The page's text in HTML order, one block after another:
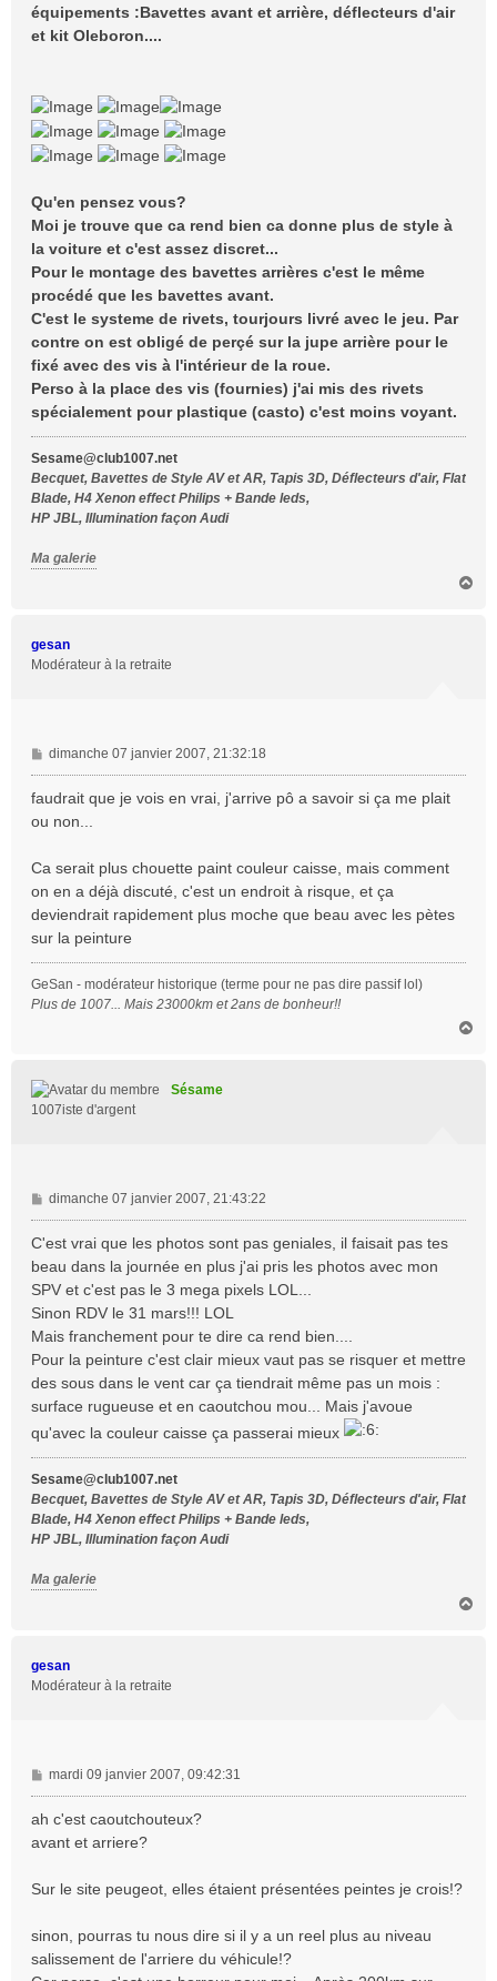
a
g
équipements :Bavettes avant et arrière, déflecteurs d'air
et kit Oleboron....
Qu'en pensez vous?
Moi je trouve que ca rend bien ca donne plus de style à
la voiture et c'est assez discret...
Pour le montage des bavettes arrières c'est le même
procédé que les bavettes avant.
C'est le systeme de rivets, tourjours livré avec le jeu. Par
contre on est obligé de perçé sur la jupe arrière pour le
fixé avec des vis à l'intérieur de la roue.
Perso à la place des vis (fournies) j'ai mis des rivets
spécialement pour plastique (casto) c'est moins voyant.
Sesame@club1007.net
Becquet, Bavettes de Style AV et AR, Tapis 3D, Déflecteurs d'air, Flat
Blade, H4 Xenon effect Philips + Bande leds,
HP JBL, Illumination façon Audi
Ma galerie
gesan
Modérateur à la retraite
M
e
a
e
dimanche 07 janvier 2007, 21:32:18
faudrait que je vois en vrai, j'arrive pô a savoir si ça me plait
ou non...
Ca serait plus chouette paint couleur caisse, mais comment
on en a déjà discuté, c'est un endroit à risque, et ça
deviendrait rapidement plus moche que beau avec les pètes
sur la peinture
GeSan - modérateur historique (terme pour ne pas dire passif lol)
Plus de 1007... Mais 23000km et 2ans de bonheur!!
Sésame
1007iste d'argent
M
e
s
a
g
e
dimanche 07 janvier 2007, 21:43:22
C'est vrai que les photos sont pas geniales, il faisait pas tes
beau dans la journée en plus j'ai pris les photos avec mon
SPV et c'est pas le 3 mega pixels LOL...
Sinon RDV le 31 mars!!! LOL
Mais franchement pour te dire ca rend bien....
Pour la peinture c'est clair mieux vaut pas se risquer et mettre
des sous dans le vent car ça tiendrait même pas un mois :
surface rugueuse et en caoutchou mou... Mais j'avoue
qu'avec la couleur caisse ça passerai mieux
Sesame@club1007.net
Becquet, Bavettes de Style AV et AR, Tapis 3D, Déflecteurs d'air, Flat
Blade, H4 Xenon effect Philips + Bande leds,
HP JBL, Illumination façon Audi
Ma galerie
gesan
Modérateur à la retraite
M
e
a
e
mardi 09 janvier 2007, 09:42:31
ah c'est caoutchouteux?
avant et arriere?
Sur le site peugeot, elles étaient présentées peintes je crois!?
sinon, pourras tu nous dire si il y a un reel plus au niveau
salissement de l'arriere du véhicule!?